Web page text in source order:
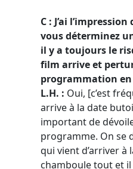
C : J’ai
vous déterminez
il y a toujours le
film arrive et
programmation en
L.H. : Oui, [c’est
arrive à la date
important de
programme. On se
qui vient d’arriver à
chamboule tout et